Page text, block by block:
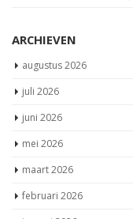
ARCHIEVEN
augustus 2026
juli 2026
juni 2026
mei 2026
maart 2026
februari 2026